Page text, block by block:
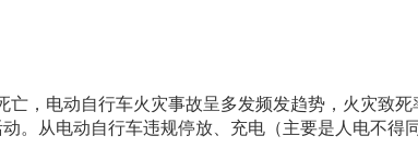
，电动自行车火灾事故呈多发频发趋势，火灾致
。从电动自行车违规停放、充电（主要是人电不